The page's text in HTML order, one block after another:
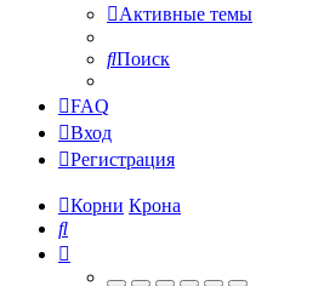
Активные темы
Поиск
FAQ
Вход
Регистрация
Корни Крона
Поиск